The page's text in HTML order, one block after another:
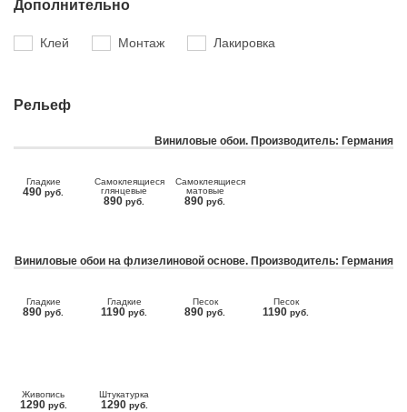
Дополнительно
Клей Монтаж Лакировка
Рельеф
Виниловые обои. Производитель: Германия
Гладкие
490 руб.
Самоклеящиеся
глянцевые
890 руб.
Самоклеящиеся
матовые
890 руб.
Виниловые обои на флизелиновой основе. Производитель: Германия
Гладкие
890 руб.
Гладкие
1190 руб.
Песок
890 руб.
Песок
1190 руб.
Живопись
1290 руб.
Штукатурка
1290 руб.